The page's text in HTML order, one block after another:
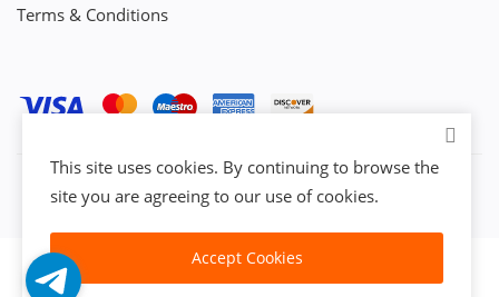
Terms & Conditions
This site uses cookies. By continuing to browse the
site you are agreeing to our use of cookies.
Accept Cookies